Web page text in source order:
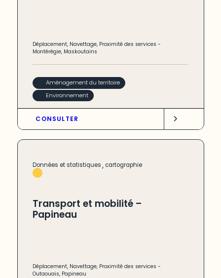
Déplacement, Navettage, Proximité des services -
Montérégie, Maskoutains
Aménagement du territoire
Environnement
CONSULTER
Données et statistiques, cartographie
Transport et mobilité –
Papineau
Déplacement, Navettage, Proximité des services -
Outaouais, Papineau